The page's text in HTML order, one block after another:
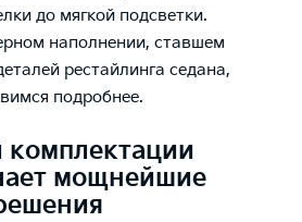
до мягкой подсветки.
наполнении, ставшем
рестайлинга седана,
подробнее.
мощнейшие